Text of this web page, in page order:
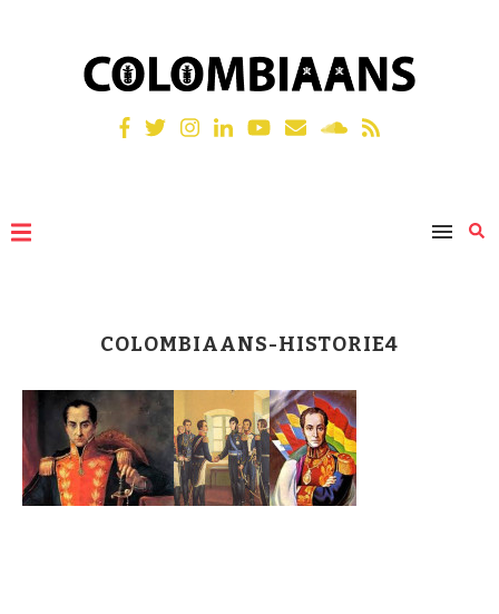
COLOMBIAANS-HISTORIE4